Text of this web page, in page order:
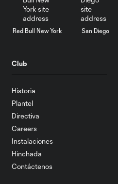
Red Bull New York San Diego
Club
Historia
Plantel
Directiva
Careers
Instalaciones
Hinchada
Contáctenos